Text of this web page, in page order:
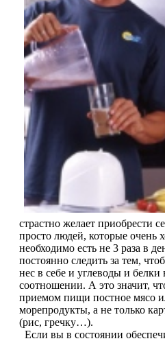
Многокомпонентный и яичный
Растительный протеин
Снижение веса
НАЗАД
Жиросжигатели
Пиколинат хрома
Батончики и напитки
НАЗАД
Напитки
страстно желает приобрести
просто людей, которые очень
необходимо есть не 3 раза в
постоянно следить за тем,
нес в себе и углеводы и
соотношении. А это значит,
приемом пищи постное мясо
морепродукты, а не только
(рис, гречку…).
Если вы в состоянии